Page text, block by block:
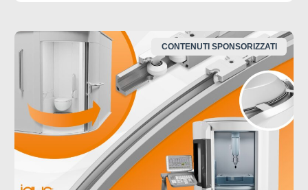
CONTENUTI SPONSORIZZATI